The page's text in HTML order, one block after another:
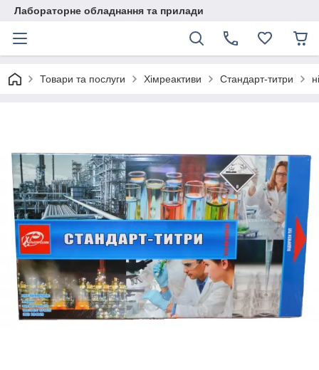
Лабораторне обладнання та прилади
Товари та послуги Хімреактиви Стандарт-титри